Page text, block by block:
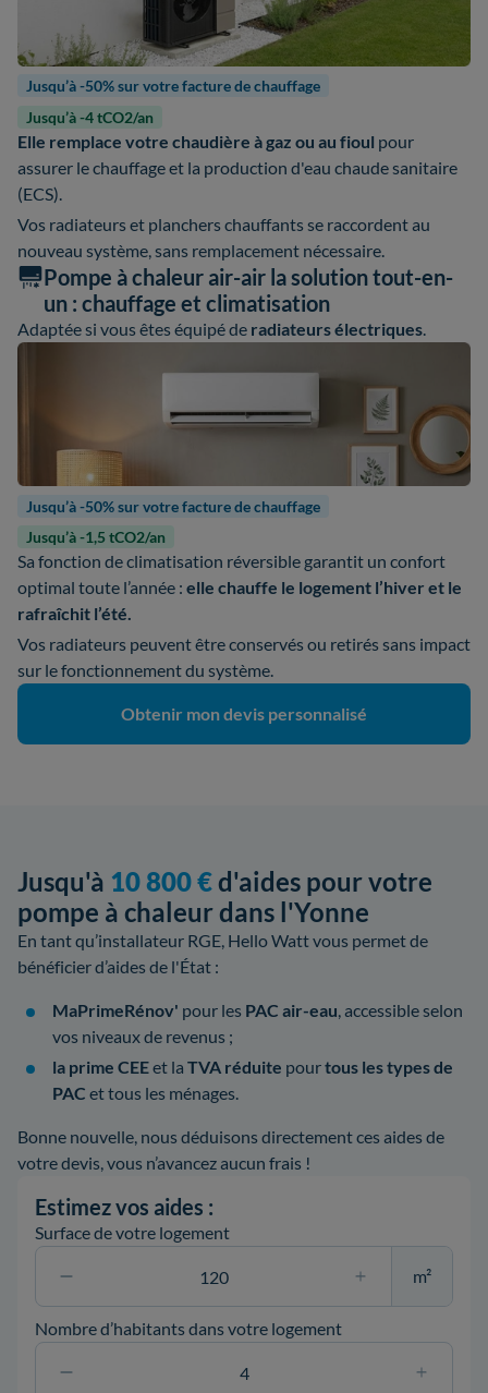
Jusqu’à -50% sur votre facture de chauffage
Jusqu’à -4 tCO2/an
Elle remplace votre chaudière à gaz ou au fioul pour
assurer le chauffage et la production d'eau chaude sanitaire
(ECS).
Vos radiateurs et planchers chauffants se raccordent au
nouveau système, sans remplacement nécessaire.
Pompe à chaleur air-air la solution tout-en-
un : chauffage et climatisation
Adaptée si vous êtes équipé de radiateurs électriques
Jusqu’à -50% sur votre facture de chauffage
Jusqu’à -1,5 tCO2/an
Sa fonction de climatisation réversible garantit un confort
optimal toute l’année : elle chauffe le logement l’hiver et le
rafraîchit l’été.
Vos radiateurs peuvent être conservés ou retirés sans impact
sur le fonctionnement du système.
Obtenir mon devis personnalisé
Jusqu'à 10 800 €d'aides pour votre
pompe à chaleur dans l'Yonne
En tant qu’installateur RGE, Hello Watt vous permet de
bénéficier d’aides de l'État :
MaPrimeRénov' pour les PAC air-eau, accessible selon
vos niveaux de revenus ;
la prime CEEet la TVA réduite pourtous les types de
PAC et tous les ménages.
Bonne nouvelle, nous déduisons directement ces aides de
votre devis, vous n’avancez aucun frais !
Estimez vos aides :
Surface de votre logement
m²
Nombre d’habitants dans votre logement